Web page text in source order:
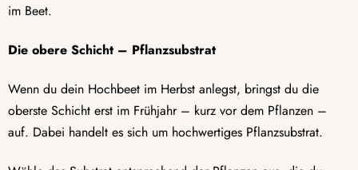
im Beet.
Die obere Schicht – Pflanzsubstrat
Wenn du dein Hochbeet im Herbst anlegst, bringst du die
oberste Schicht erst im Frühjahr – kurz vor dem Pflanzen –
auf. Dabei handelt es sich um hochwertiges Pflanzsubstrat.